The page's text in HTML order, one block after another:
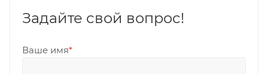
Задайте свой вопрос!
Ваше имя*